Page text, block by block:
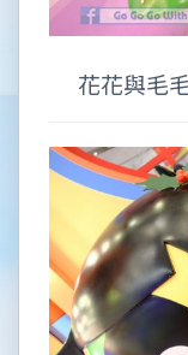
花花與毛